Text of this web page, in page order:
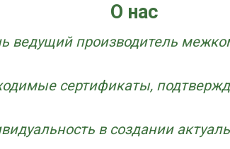
ведущий производитель
сертификаты,
в создании
О нас